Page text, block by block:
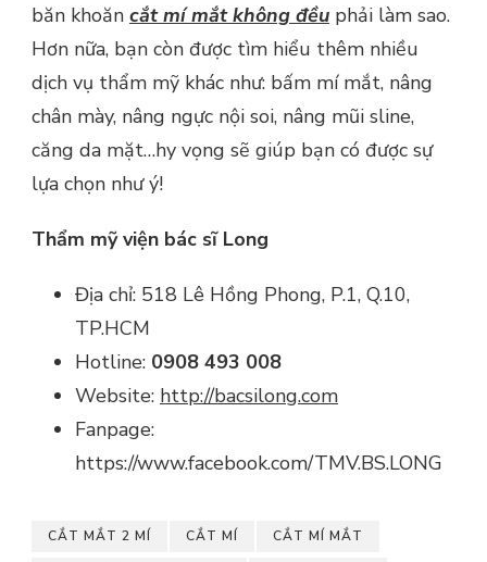
băn khoăn cắt mí mắt không đều phải làm sao.
Hơn nữa, bạn còn được tìm hiểu thêm nhiều
dịch vụ thẩm mỹ khác như: bấm mí mắt, nâng
chân mày, nâng ngực nội soi, nâng mũi sline,
căng da mặt…hy vọng sẽ giúp bạn có được sự
lựa chọn như ý!
Thẩm mỹ viện bác sĩ Long
Địa chỉ: 518 Lê Hồng Phong, P.1, Q.10,
TP.HCM
Hotline: 0908 493 008
Website: http://bacsilong.com
Fanpage:
https://www.facebook.com/TMV.BS.LONG
CẮT MẮT 2 MÍ CẮT MÍ CẮT MÍ MẮT